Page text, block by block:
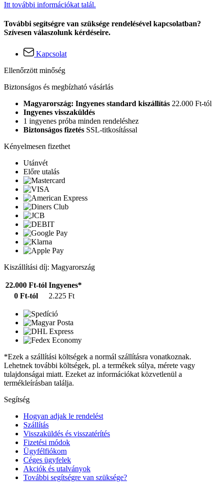
Itt további információkat talál.
További segítségre van szüksége rendelésével kapcsolatban?
Szívesen válaszolunk kérdéseire.
Kapcsolat
Ellenőrzött minőség
Biztonságos és megbízható vásárlás
Magyarország: Ingyenes standard kiszállítás 22.000 Ft-tól
Ingyenes visszaküldés
1 ingyenes próba minden rendeléshez
Biztonságos fizetés SSL-titkosítással
Kényelmesen fizethet
Utánvét
Előre utalás
Kiszállítási díj: Magyarország
22.000 Ft-tól Ingyenes*
0 Ft-tól
2.225 Ft
*Ezek a szállítási költségek a normál szállításra vonatkoznak.
Lehetnek további költségek, pl. a termékek súlya, mérete vagy
tulajdonságai miatt. Ezeket az információkat közvetlenül a
termékleírásban találja.
Segítség
Hogyan adjak le rendelést
Szállítás
Visszaküldés és visszatérítés
Fizetési módok
Ügyfélfiókom
Céges ügyfelek
Akciók és utalványok
További segítségre van szüksége?